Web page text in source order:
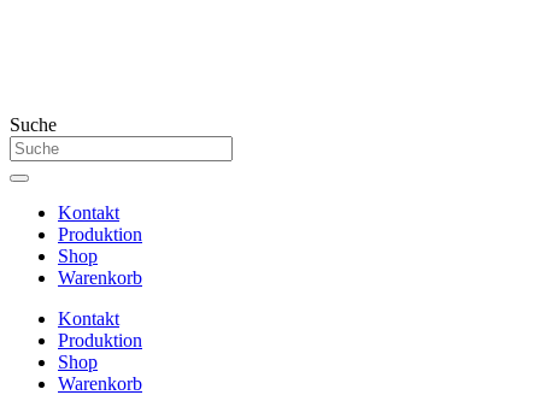
Suche
Kontakt
Produktion
Shop
Warenkorb
Kontakt
Produktion
Shop
Warenkorb